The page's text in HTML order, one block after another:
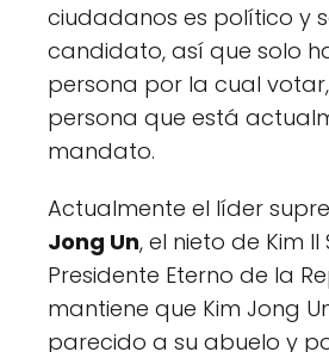
ciudadanos es político y
candidato, así que solo
persona por la cual
persona que está
mandato.
Actualmente el líder
Jong Un, el nieto de Kim Il
Presidente Eterno de la
mantiene que Kim Jong
parecido a su abuelo y